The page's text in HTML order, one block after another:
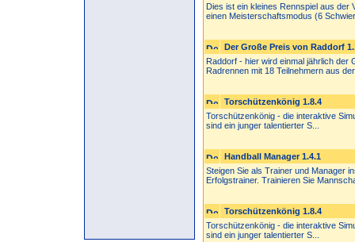
Dies ist ein kleines Rennspiel aus der
einen Meisterschaftsmodus (6
Der Große Preis von Raddorf
Raddorf - hier wird einmal jährlich der
Radrennen mit 18 Teilnehmern aus
Torschützenkönig 1.8.4
Torschützenkönig - die interaktive
sind ein junger talentierter S...
Handball Manager 1.4.1
Steigen Sie als Trainer und Manager
Erfolgstrainer. Trainieren Sie
Torschützenkönig 1.8.4
Torschützenkönig - die interaktive
sind ein junger talentierter S...